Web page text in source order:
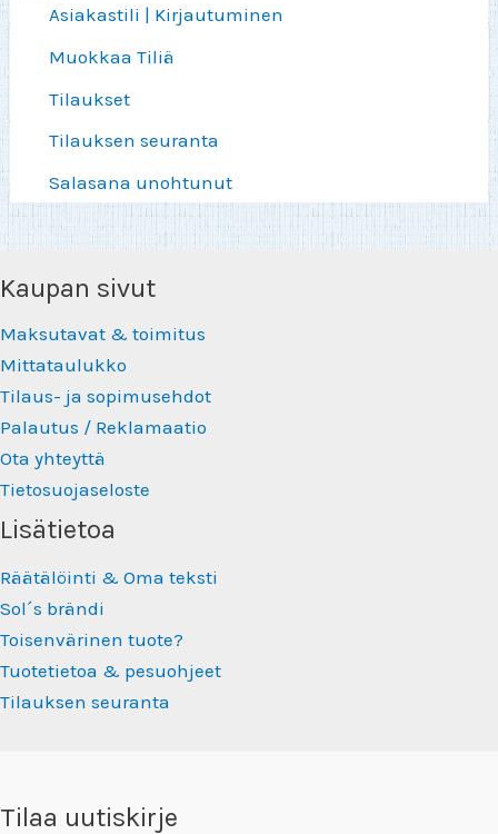
Asiakastili | Kirjautuminen
Muokkaa Tiliä
Tilaukset
Tilauksen seuranta
Salasana unohtunut
Kaupan sivut
Maksutavat & toimitus
Mittataulukko
Tilaus- ja sopimusehdot
Palautus / Reklamaatio
Ota yhteyttä
Tietosuojaseloste
Lisätietoa
Räätälöinti & Oma teksti
Sol´s brändi
Toisenvärinen tuote?
Tuotetietoa & pesuohjeet
Tilauksen seuranta
Tilaa uutiskirje